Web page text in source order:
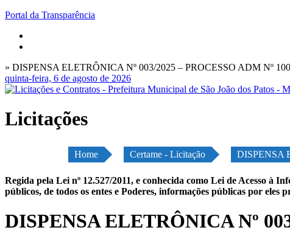
Portal da Transparência
» DISPENSA ELETRÔNICA Nº 003/2025 – PROCESSO ADM Nº
quinta-feira, 6 de agosto de 2026
Licitações
Home Certame - Licitação DISPENSA
Regida pela Lei nº 12.527/2011, e conhecida como Lei de Acesso à
públicos, de todos os entes e Poderes, informações públicas por eles
DISPENSA ELETRÔNICA Nº